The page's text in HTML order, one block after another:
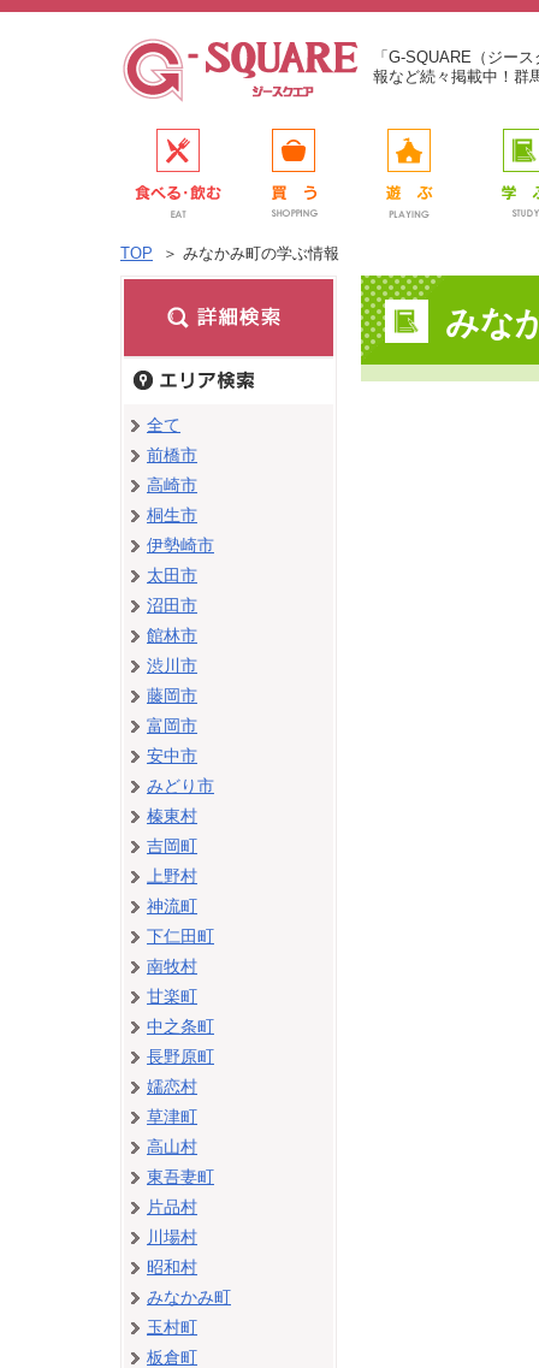
「G-SQUARE（ジー
報など続々掲載中！群
TOP ＞ みなかみ町の学ぶ情報
みな
全て
前橋市
高崎市
桐生市
伊勢崎市
太田市
沼田市
館林市
渋川市
藤岡市
富岡市
安中市
みどり市
榛東村
吉岡町
上野村
神流町
下仁田町
南牧村
甘楽町
中之条町
長野原町
嬬恋村
草津町
高山村
東吾妻町
片品村
川場村
昭和村
みなかみ町
玉村町
板倉町